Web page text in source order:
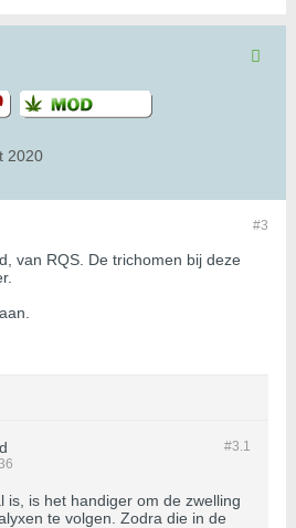
2020
#3
van RQS. De trichomen bij deze
#3.1
is, is het handiger om de zwelling
te volgen. Zodra die in de